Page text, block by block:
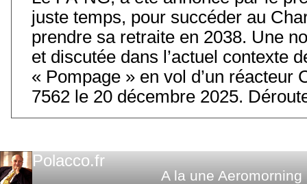
juste temps, pour succéder au
prendre sa retraite en 2038. Une
et discutée dans l’actuel contexte
« Pompage » en vol d’un réacteur
7562 le 20 décembre 2025.
Polacco.fr
A la une Aeromorning